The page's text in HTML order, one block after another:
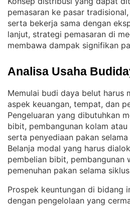
pemasaran ke pasar
serta bekerja sama dengan
lanjut, strategi pemasaran di
membawa dampak signifikan
Analisa Usaha
Memulai budi daya belut harus
aspek keuangan, tempat, dan
Pengeluaran yang dibutuhkan
bibit, pembangunan kolam
serta penyediaan pakan
Belanja modal yang harus
pembelian bibit, pembangunan
pemenuhan pakan selama
Prospek keuntungan di bidang
dengan pengelolaan yang